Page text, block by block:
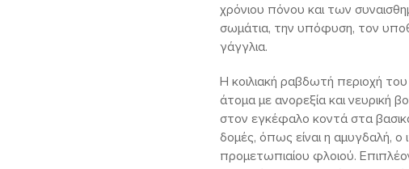
χρόνιου πόνου και των
σωμάτια, την υπόφυση, τον
γάγγλια.
Η κοιλιακή ραβδωτή περιοχή
άτομα με ανορεξία και νευρική
στον εγκέφαλο κοντά στα
δομές, όπως είναι η αμυγδαλή,
προμετωπιαίου φλοιού.